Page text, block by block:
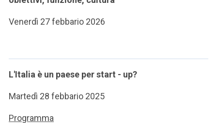
Venerdì 27 febbario 2026
L'Italia è un paese per start - up?
Martedì 28 febbario 2025
Programma